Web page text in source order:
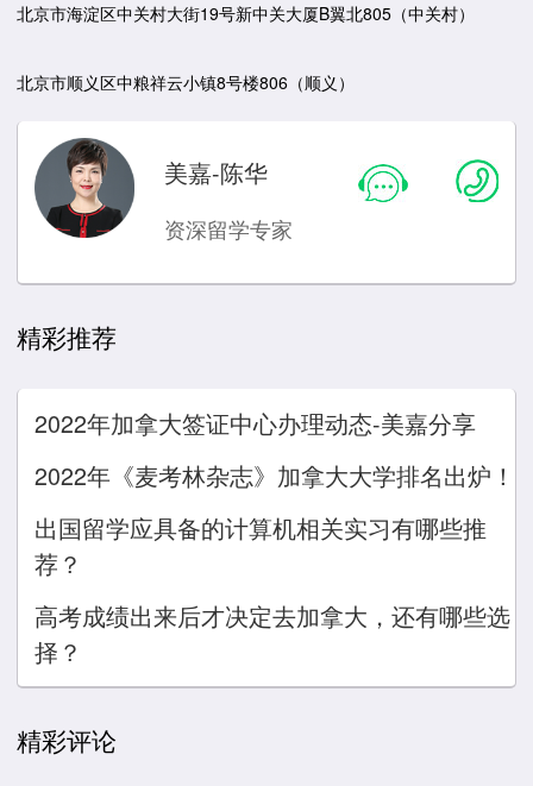
北京市海淀区中关村大街19号新中关大厦B翼北805（中关村）
北京市顺义区中粮祥云小镇8号楼806（顺义）
美嘉-陈华
资深留学专家
精彩推荐
2022年加拿大签证中心办理动态-美嘉分享
2022年《麦考林杂志》加拿大大学排名出炉！
出国留学应具备的计算机相关实习有哪些推
荐？
高考成绩出来后才决定去加拿大，还有哪些选
择？
精彩评论